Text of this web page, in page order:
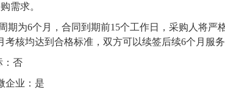
需求。
期为6个月，合同到期前15个工作日，采购人将
核均达到合格标准，双方可以续签后续6个月服务
：否
企业： 是